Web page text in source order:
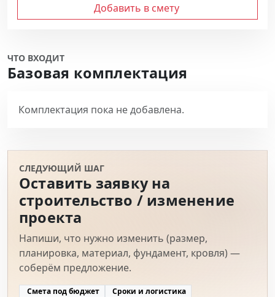
Добавить в смету
ЧТО ВХОДИТ
Базовая комплектация
Комплектация пока не добавлена.
СЛЕДУЮЩИЙ ШАГ
Оставить заявку на
строительство / изменение
проекта
Напиши, что нужно изменить (размер,
планировка, материал, фундамент, кровля) —
соберём предложение.
Смета под бюджет
Сроки и логистика